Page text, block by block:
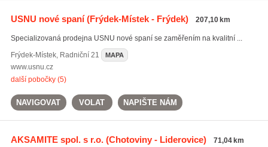
USNU nové spaní(Frýdek-Místek - Frýdek) 207,10 km
Specializovaná prodejna USNU nové spaní se zaměřením na kvalitní ...
Frýdek-Místek, Radniční 21 MAPA
www.usnu.cz
další pobočky (5)
NAVIGOVAT VOLAT NAPIŠTE NÁM
AKSAMITE spol. s r.o.(Chotoviny - Liderovice) 71,04 km